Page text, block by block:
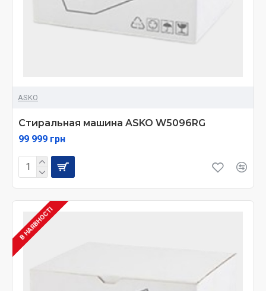
ASKO
Стиральная машина ASKO W5096RG
99 999 грн
В НАЯВНОСТІ